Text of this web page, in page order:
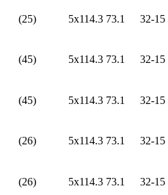
(25) 5x114.3 73.1 32-15
(45) 5x114.3 73.1 32-15
(45) 5x114.3 73.1 32-15
(26) 5x114.3 73.1 32-15
(26) 5x114.3 73.1 32-15